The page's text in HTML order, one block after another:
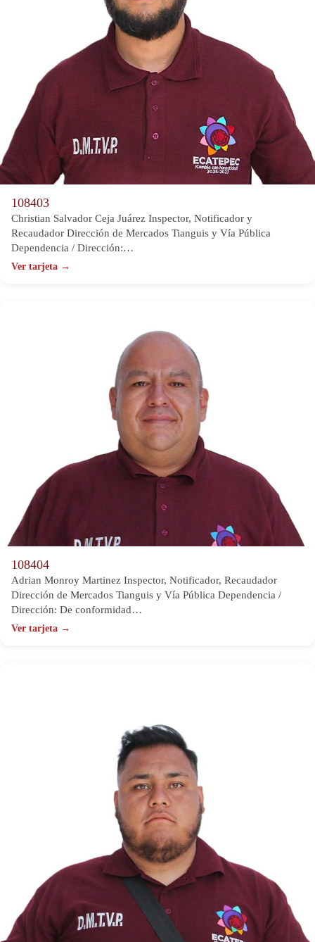
108403
Christian Salvador Ceja Juárez Inspector, Notificador y
Recaudador Dirección de Mercados Tianguis y Vía Pública
Dependencia / Dirección:…
Ver tarjeta →
108404
Adrian Monroy Martinez Inspector, Notificador, Recaudador
Dirección de Mercados Tianguis y Vía Pública Dependencia /
Dirección: De conformidad…
Ver tarjeta →